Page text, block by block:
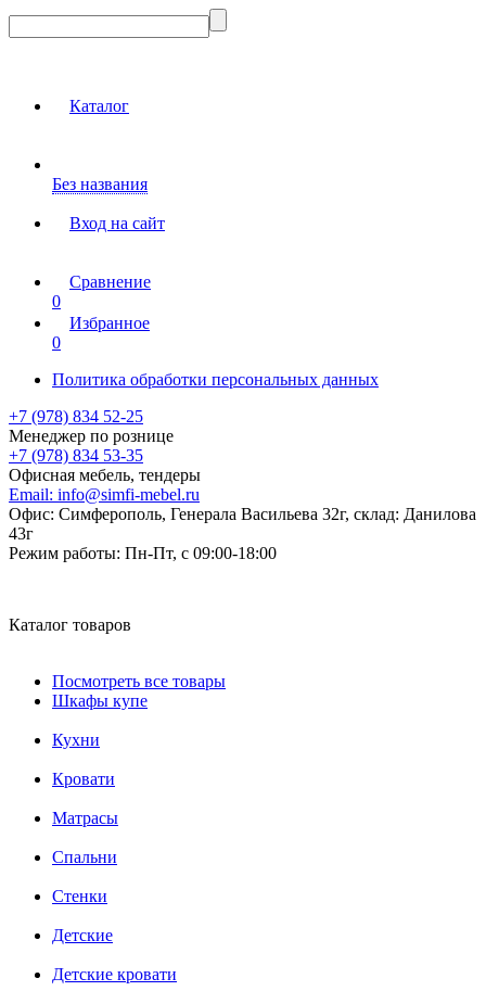
Каталог
Без названия
Вход на сайт
Сравнение
0
Избранное
0
Политика обработки персональных данных
+7 (978) 834 52-25
Менеджер по рознице
+7 (978) 834 53-35
Офисная мебель, тендеры
Email: info@simfi-mebel.ru
Офис: Симферополь, Генерала Васильева 32г, склад: Данилова
43г
Режим работы: Пн-Пт, с 09:00-18:00
Каталог товаров
Посмотреть все товары
Шкафы купе
Кухни
Кровати
Матрасы
Cпальни
Стенки
Детские
Детские кровати